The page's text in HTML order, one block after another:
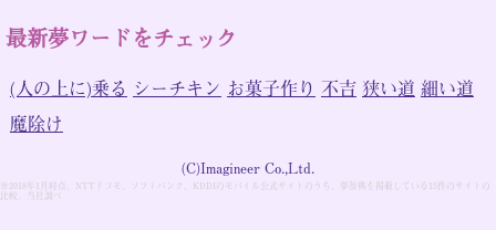
最新夢ワードをチェック
(人の上に)乗る シーチキン お菓子作り 不吉 狭い道 細い道
魔除け
(C)Imagineer Co.,Ltd.
※2018年1月時点。NTTドコモ、ソフトバンク、KDDIのモバイル公式サイトのうち、夢辞典を掲載している15件のサイトの
比較。当社調べ